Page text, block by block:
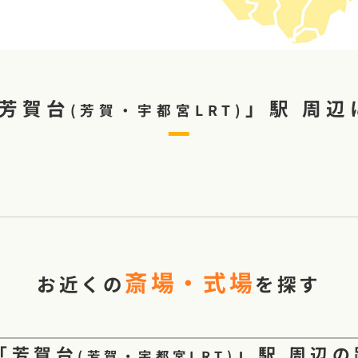
賀台 (芳賀・宇都宮LRT )」駅 周辺
お近くの斎場・式場を探す